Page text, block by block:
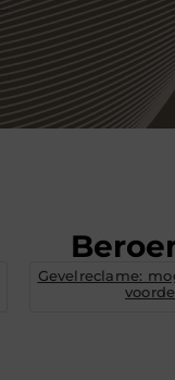
Gevelreclame: